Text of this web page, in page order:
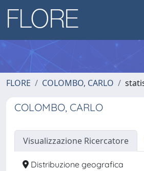
FLORE COLOMBO, CARLO
COLOMBO, CARLO
Visualizzazione Ricercatore
Distribuzione geografica